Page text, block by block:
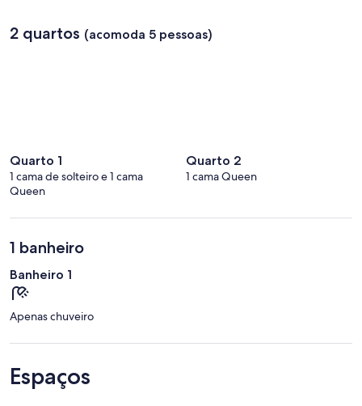
2 quartos (acomoda 5 pessoas)
Quarto 1
1 cama de solteiro e 1 cama
Queen
Quarto 2
1 cama Queen
1 banheiro
Banheiro 1
Apenas chuveiro
Espaços